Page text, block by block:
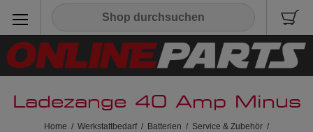
Ladezange 40 Amp Minus
Home / Werkstattbedarf / Batterien / Service & Zubehör /